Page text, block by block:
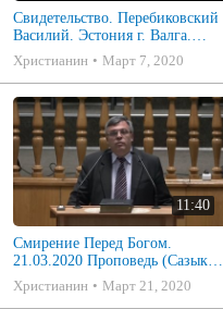
Свидетельство. Перебиковский
Василий. Эстония г. Валга.
Проповедь МСЦ ЕХБ Музыка
Христианин Март 7, 2020
11:40
Смирение Перед Богом.
21.03.2020 Проповедь (Сазыкин
Василий)
Христианин Март 21, 2020